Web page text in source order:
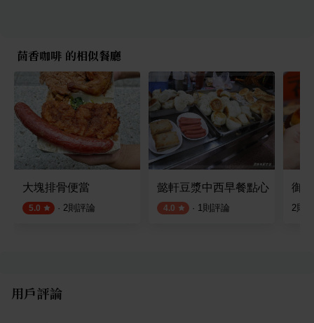
茴香咖啡 的相似餐廳
大塊排骨便當
5.0 · 2則評論
懿軒豆漿中西早餐點心
4.0 · 1則評論
御
2則
用戶評論